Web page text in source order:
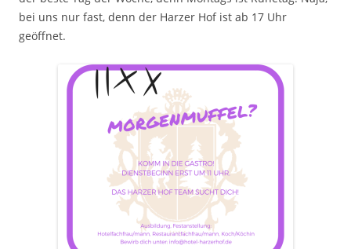
bei uns nur fast, denn der Harzer Hof ist ab 17 Uhr
geöffnet.